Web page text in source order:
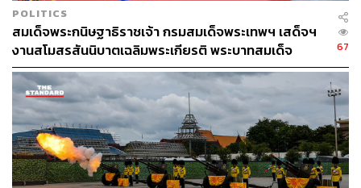
POLITICS
สมเด็จพระกนิษฐาธิราชเจ้า กรมสมเด็จพระเทพฯ เสด็จฯ
งานสโมสรสันนิบาตเฉลิมพระเกียรติ พระบาทสมเด็จ
พระเจ้าอยู่หัว ณ ทำเนียบรัฐบาล
67